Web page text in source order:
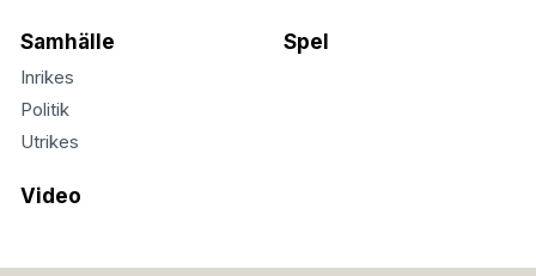
Samhälle
Inrikes
Politik
Utrikes
Spel
Video